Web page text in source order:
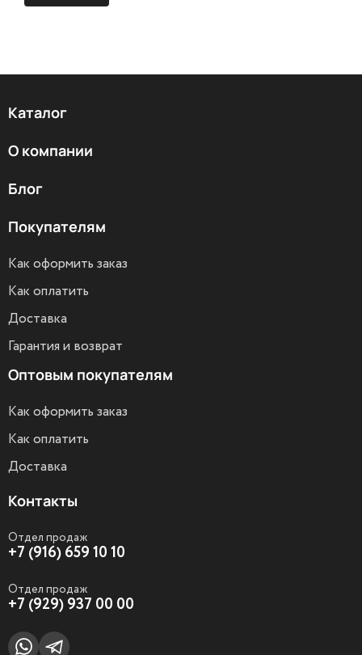
Каталог
О компании
Блог
Покупателям
Как оформить заказ
Как оплатить
Доставка
Гарантия и возврат
Оптовым покупателям
Как оформить заказ
Как оплатить
Доставка
Контакты
Отдел продаж
+7 (916) 659 10 10
Отдел продаж
+7 (929) 937 00 00